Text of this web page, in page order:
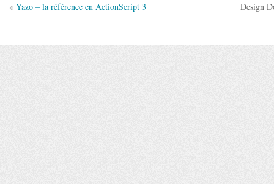
« Yazo – la référence en ActionScript 3 Design